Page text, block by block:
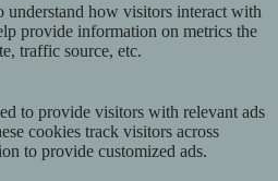
understand how visitors interact with
provide information on metrics the
traffic source, etc.
to provide visitors with relevant ads
cookies track visitors across
to provide customized ads.